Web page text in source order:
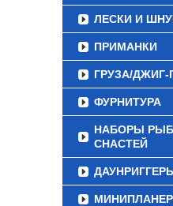
ЛЕСКИ И
ПРИМАНКИ
ГРУЗА/
ФУРНИТУРА
НАБОРЫ
СНАСТЕЙ